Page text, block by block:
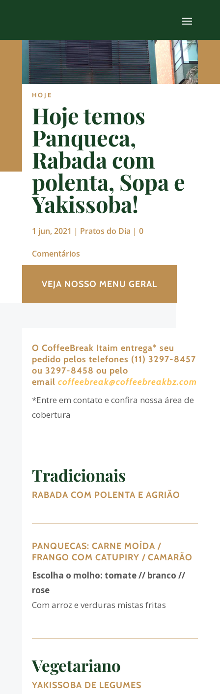
HOJE
Hoje temos
Panqueca,
Rabada com
polenta, Sopa e
Yakissoba!
1 jun, 2021 | Pratos do Dia | 0
Comentários
VEJA NOSSO MENU GERAL
O CoffeeBreak Itaim entrega* seu
pedido pelos telefones (11) 3297-8457
ou 3297-8458 ou pelo
email coffeebreak@coffeebreakbz.com
*Entre em contato e confira nossa área de
cobertura
Tradicionais
RABADA COM POLENTA E AGRIÃO
PANQUECAS: CARNE MOÍDA /
FRANGO COM CATUPIRY / CAMARÃO
Escolha o molho: tomate // branco //
rose
Com arroz e verduras mistas fritas
Vegetariano
YAKISSOBA DE LEGUMES